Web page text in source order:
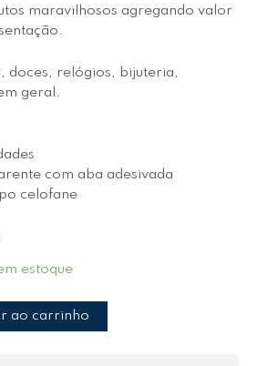
maravilhosos agregando valor
doces, relógios, bijuteria,
geral.
com aba adesivada
celofane
estoque
ao carrinho